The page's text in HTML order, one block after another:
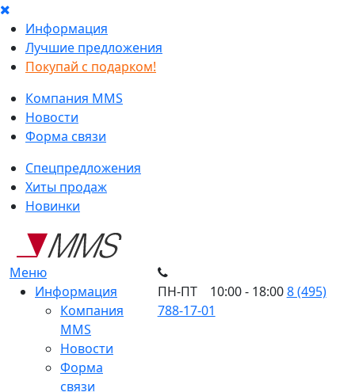
Информация
Лучшие предложения
Покупай с подарком!
Компания MMS
Новости
Форма связи
Спецпредложения
Хиты продаж
Новинки
Меню
Информация
Компания
MMS
Новости
Форма
связи
ПН-ПТ 10:00 - 18:008 (495)
788-17-01